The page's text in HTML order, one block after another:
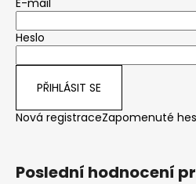
Heslo
PŘIHLÁSIT SE
Nová registraceZapomenuté
Poslední hodnocení